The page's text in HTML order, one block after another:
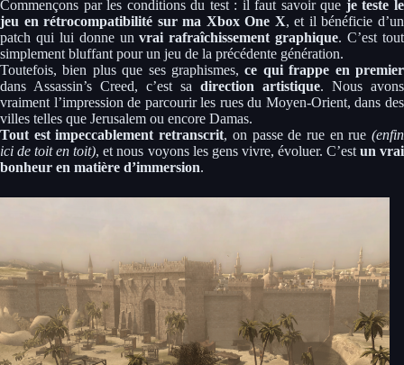
Commençons par les conditions du test : il faut savoir que je teste le
jeu en rétrocompatibilité sur ma Xbox One X, et il bénéficie d’un
patch qui lui donne unvrai rafraîchissement graphique. C’est tout
simplement bluffant pour un jeu de la précédente génération.
Toutefois, bien plus que ses graphismes,ce qui frappe en premier
dans Assassin’s Creed, c’est sa direction artistique. Nous avons
vraiment l’impression de parcourir les rues du Moyen-Orient, dans des
villes telles que Jerusalem ou encore Damas.
Tout est impeccablement retranscrit, on passe de rue en rue(enfin
ici de toit en toit), et nous voyons les gens vivre, évoluer. C’est un vrai
bonheur en matière d’immersion.